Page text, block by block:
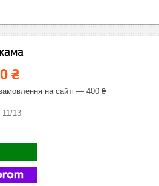
₴
на сайті — 400 ₴
11/13